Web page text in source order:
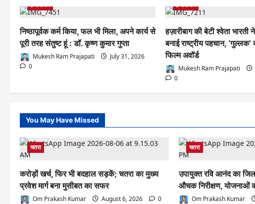
हजारीबाग
निष्ठापूर्वक कर्म किया, फल भी मिला, अपने कार्य से
पूरी तरह संतुष्ट हूं : डॉ. कृष्ण कुमार गुप्ता
Mukesh Ram Prajapati
July 31, 2026
0
हजारीबाग
हज़ारीबाग की बेटी श्वेता
बनाई राष्ट्रीय पहचान,
फिल्म अवॉर्ड
Mukesh Ram Prajapati
0
You May Have Missed
चतरा
करोड़ों खर्च, फिर भी बदहाल सड़कें; चतरा का मुख्य
प्रवेश मार्ग बना मुसीबत का सफर
Om Prakash Kumar August 6, 2026 0
चतरा
उपायुक्त रवि आनंद का
औचक निरीक्षण, योजनाओं
Om Prakash Kumar